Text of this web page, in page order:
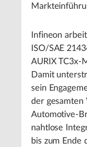
Infineon
ISO/SAE
AURIX TC3x-
Damit
sein
der gesamten
Automotive-
nahtlose
bis zum Ende